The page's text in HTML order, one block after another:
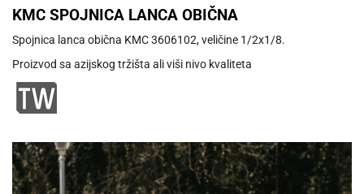
KMC SPOJNICA LANCA OBIČNA
Spojnica lanca obična KMC 3606102, veličine 1/2x1/8.
Proizvod sa azijskog tržišta ali viši nivo kvaliteta